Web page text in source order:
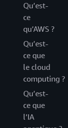
Qu’est-
ce
qu’AWS ?
Qu’est-
ce que
le cloud
computing ?
Qu’est-
ce que
l’IA